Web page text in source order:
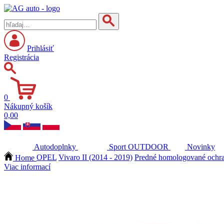
Prihlásiť
Registrácia
0
Nákupný košík
0,00
Autodoplnky Sport OUTDOOR
Novinky
Home OPEL Vivaro II (2014 - 2019) Predné homologované
Viac informací